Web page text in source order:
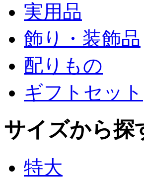
実用品
飾り・装飾品
配りもの
ギフトセット
サイズから探
特大